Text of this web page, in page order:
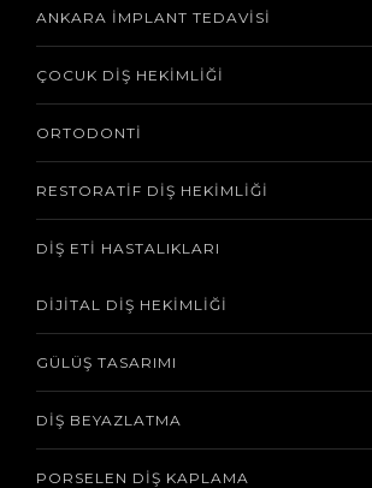
ANKARA İMPLANT TEDAVISI
ÇOCUK DIŞ HEKIMLIĞI
ORTODONTI
RESTORATIF DIŞ HEKIMLIĞI
DIŞ ETI HASTALIKLARI
DIJITAL DIŞ HEKIMLIĞI
GÜLÜŞ TASARIMI
DIŞ BEYAZLATMA
PORSELEN DIŞ KAPLAMA